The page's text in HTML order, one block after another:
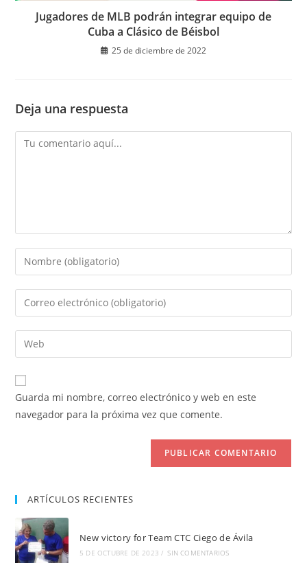
Jugadores de MLB podrán integrar equipo de
Cuba a Clásico de Béisbol
25 de diciembre de 2022
Deja una respuesta
Comentario
Introduce
tu
nombre
de
usuario
para
comentar
Introduce
tu
dirección
de
electrónico
para
comentar
Introduce
la
URL
de
Guarda mi nombre, correo electrónico y web en este
navegador para la próxima vez que comente.
ARTÍCULOS RECIENTES
New victory for Team CTC Ciego de Ávila
5 DE OCTUBRE DE 2023 / SIN COMENTARIOS